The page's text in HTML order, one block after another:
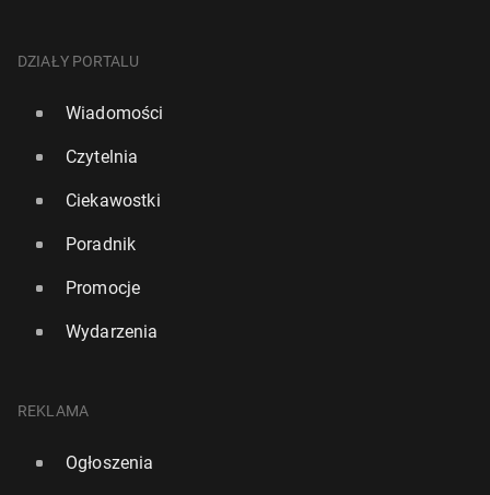
DZIAŁY PORTALU
Wiadomości
Czytelnia
Ciekawostki
Poradnik
Promocje
Wydarzenia
REKLAMA
Ogłoszenia